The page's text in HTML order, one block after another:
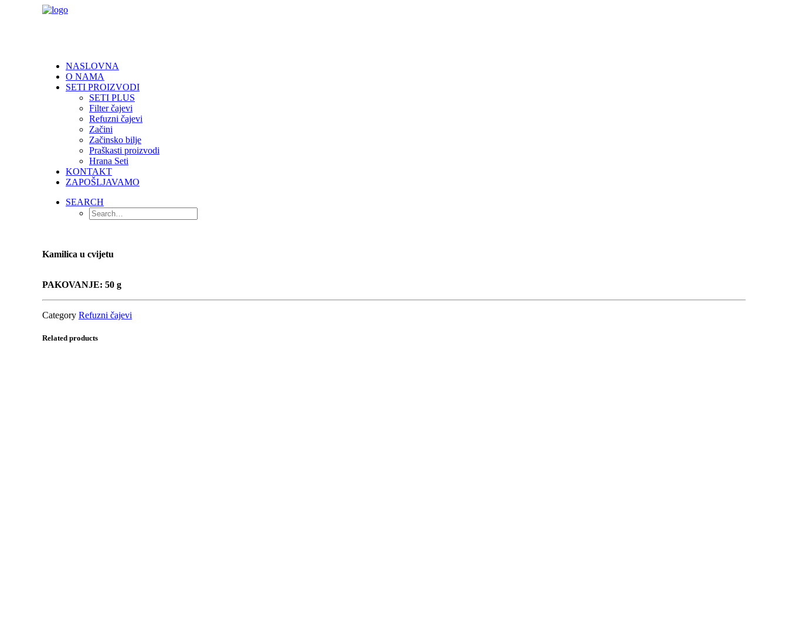
NASLOVNA
O NAMA
SETI PROIZVODI
SETI PLUS
Filter čajevi
Refuzni čajevi
Začini
Začinsko bilje
Praškasti proizvodi
Hrana Seti
KONTAKT
ZAPOŠLJAVAMO
SEARCH
Kamilica u cvijetu
PAKOVANJE: 50 g
Category Refuzni čajevi
Related products